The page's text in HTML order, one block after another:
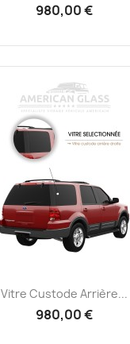
980,00 €
Vitre Custode Arrière...
980,00 €